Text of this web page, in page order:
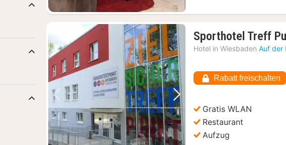
Vorheriges Bild Nächstes Bild
Sporthotel Treff
Hotel in Wiesbaden Auf der
Rabatt freischalten
Gratis WLAN
Restaurant
Aufzug